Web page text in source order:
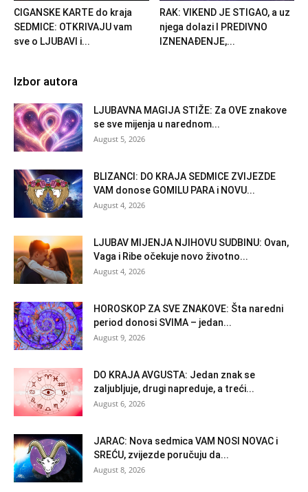
CIGANSKE KARTE do kraja
SEDMICE: OTKRIVAJU vam
sve o LJUBAVI i...
RAK: VIKEND JE STIGAO, a uz
njega dolazi I PREDIVNO
IZNENAĐENJE,...
Izbor autora
LJUBAVNA MAGIJA STIŽE: Za OVE znakove
se sve mijenja u narednom...
August 5, 2026
BLIZANCI: DO KRAJA SEDMICE ZVIJEZDE
VAM donose GOMILU PARA i NOVU...
August 4, 2026
LJUBAV MIJENJA NJIHOVU SUDBINU: Ovan,
Vaga i Ribe očekuje novo životno...
August 4, 2026
HOROSKOP ZA SVE ZNAKOVE: Šta naredni
period donosi SVIMA – jedan...
August 9, 2026
DO KRAJA AVGUSTA: Jedan znak se
zaljubljuje, drugi napreduje, a treći...
August 6, 2026
JARAC: Nova sedmica VAM NOSI NOVAC i
SREĆU, zvijezde poručuju da...
August 8, 2026